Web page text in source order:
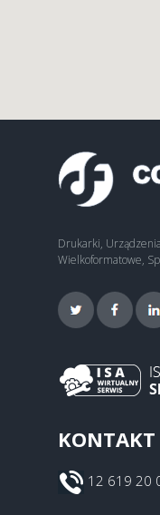
Drukarki,
Wielkoformatowe,
12 619 20